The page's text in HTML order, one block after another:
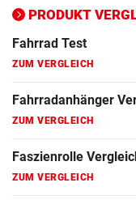
PRODUKT
ZUM VERGLEICH
Fahrrad Test
ZUM VERGLEICH
Fahrradanhänger
ZUM VERGLEICH
Faszienrolle
ZUM VERGLEICH